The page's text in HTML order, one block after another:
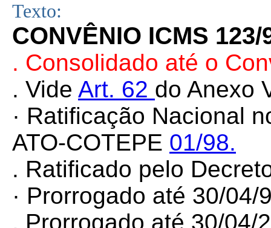
Texto:
CONVÊNIO ICMS 123/
. Consolidado até o
. Vide Art. 62 do Anexo
· Ratificação Nacional
ATO-COTEPE 01/98.
. Ratificado pelo
· Prorrogado até 30/
. Prorrogado até 30/04/